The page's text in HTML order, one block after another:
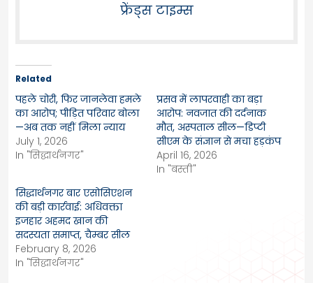
फ्रेंड्स टाइम्स
Related
पहले चोरी, फिर जानलेवा हमले
का आरोप; पीड़ित परिवार बोला
—अब तक नहीं मिला न्याय
July 1, 2026
In "सिद्धार्थनगर"
प्रसव में लापरवाही का बड़ा
आरोप: नवजात की दर्दनाक
मौत, अस्पताल सील—डिप्टी
सीएम के संज्ञान से मचा हड़कंप
April 16, 2026
In "बस्ती"
सिद्धार्थनगर बार एसोसिएशन
की बड़ी कार्रवाई: अधिवक्ता
इजहार अहमद खान की
सदस्यता समाप्त, चैम्बर सील
February 8, 2026
In "सिद्धार्थनगर"